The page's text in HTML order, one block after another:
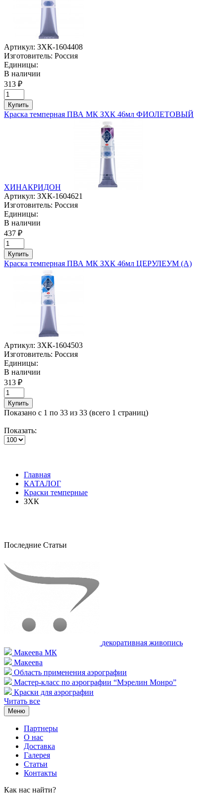
Артикул: ЗХК-1604408
Изготовитель: Россия
Единицы:
В наличии
313 ₽
Купить
Краска темперная ПВА МК ЗХК 46мл ФИОЛЕТОВЫЙ
ХИНАКРИДОН
Артикул: ЗХК-1604621
Изготовитель: Россия
Единицы:
В наличии
437 ₽
Купить
Краска темперная ПВА МК ЗХК 46мл ЦЕРУЛЕУМ (А)
Артикул: ЗХК-1604503
Изготовитель: Россия
Единицы:
В наличии
313 ₽
Купить
Показано с 1 по 33 из 33 (всего 1 страниц)
Показать:
Главная
КАТАЛОГ
Краски темперные
ЗХК
Последние Статьи
декоративная живопись
Макеева МК
Макеева
Область применения аэрографии
Мастер-класс по аэрографии “Мэрелин Монро”
Краски для аэрографии
Читать все
Меню
Партнеры
О нас
Доставка
Галерея
Статьи
Контакты
Как наc найти?